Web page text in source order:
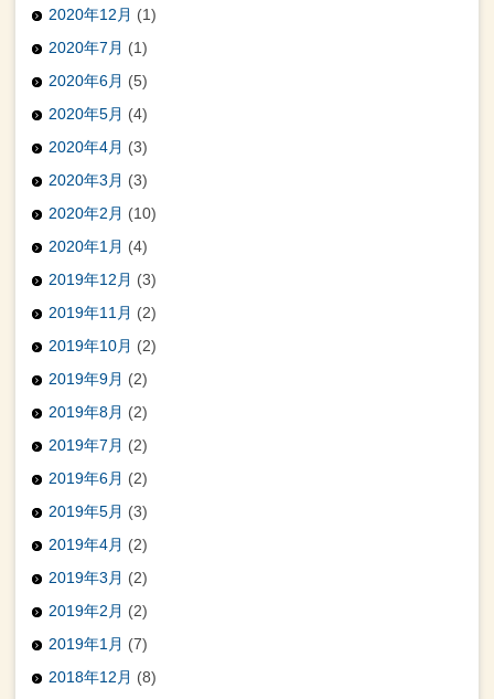
2020年12月 (1)
2020年7月 (1)
2020年6月 (5)
2020年5月 (4)
2020年4月 (3)
2020年3月 (3)
2020年2月 (10)
2020年1月 (4)
2019年12月 (3)
2019年11月 (2)
2019年10月 (2)
2019年9月 (2)
2019年8月 (2)
2019年7月 (2)
2019年6月 (2)
2019年5月 (3)
2019年4月 (2)
2019年3月 (2)
2019年2月 (2)
2019年1月 (7)
2018年12月 (8)